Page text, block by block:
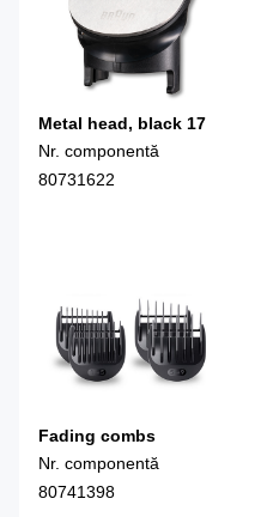
Metal head, black 17
Nr. componentă
80731622
Fading combs
Nr. componentă
80741398